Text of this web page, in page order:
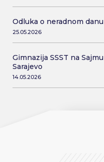
Odluka o neradnom
25.05.2026
Gimnazija SSST na
Sarajevo
14.05.2026